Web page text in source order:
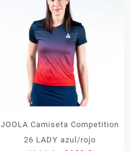
JOOLA Camiseta Competition
26 LADY azul/rojo